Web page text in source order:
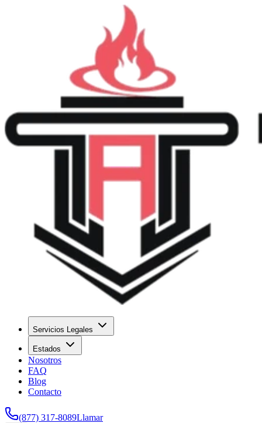
Servicios Legales
Estados
Nosotros
FAQ
Blog
Contacto
(877) 317-8089Llamar